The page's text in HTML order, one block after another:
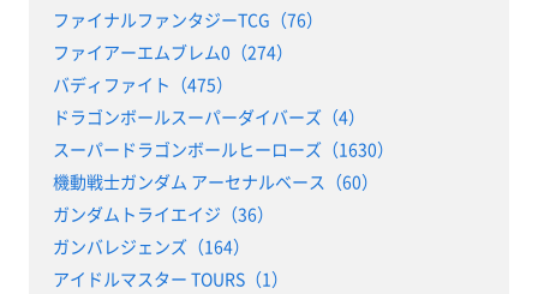
ファイナルファンタジーTCG（76）
ファイアーエムブレム0（274）
バディファイト（475）
ドラゴンボールスーパーダイバーズ（4）
スーパードラゴンボールヒーローズ（1630）
機動戦士ガンダム アーセナルベース（60）
ガンダムトライエイジ（36）
ガンバレジェンズ（164）
アイドルマスター TOURS（1）